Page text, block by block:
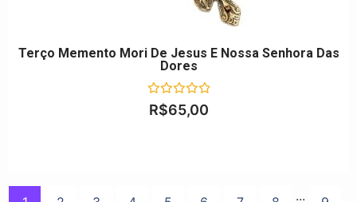
Terço Memento Mori De Jesus E Nossa Senhora Das
Dores
Avaliação
0R$65,00
...